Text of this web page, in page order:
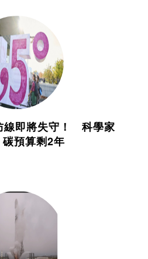
線即將失守！ 科學家
預算剩2年